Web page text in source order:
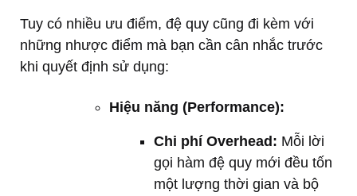
Tuy có nhiều ưu điểm, đệ quy cũng đi kèm với
những nhược điểm mà bạn cần cân nhắc trước
khi quyết định sử dụng:
Hiệu năng (Performance):
Chi phí Overhead: Mỗi lời
gọi hàm đệ quy mới đều tốn
một lượng thời gian và bộ